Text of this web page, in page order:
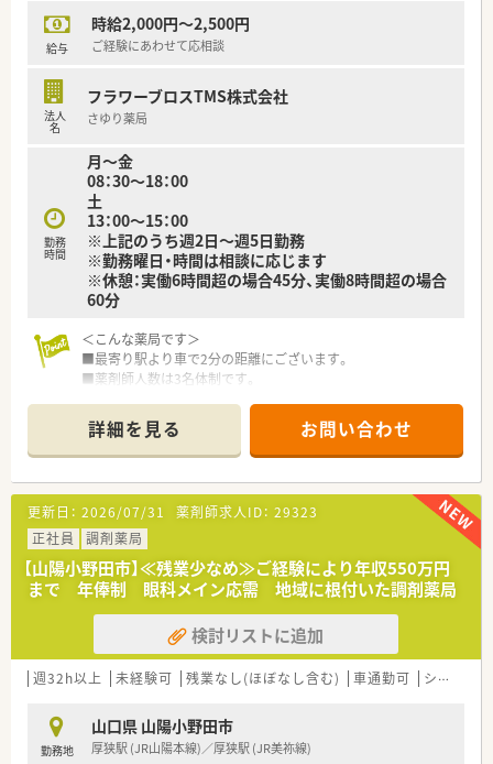
給与
時給2,000円～2,500円
ご経験にあわせて応相談
法人
名
フラワーブロスTMS株式会社
さゆり薬局
勤務
時間
月～金
08：30～18：00
土
13：00～15：00
※上記のうち週2日～週5日勤務
※勤務曜日・時間は相談に応じます
※休憩：実働6時間超の場合45分、実働8時間超の場合
60分
＜こんな薬局です＞
■最寄り駅より車で2分の距離にございます。
■薬剤師人数は3名体制です。
＜業務内容＞
■門前の病院より総合科目を応需しています。
■処方箋枚数は30枚/日程度です。
＜研修制度・教育体制＞
■各段階別の研修システムや定期的なセミナー・専属接遇インス
トラクター指導による接客サービスの徹底を行っています。
■将来独立を考えている方への支援をするフランチャイズシス
テムを導入。勤続10年より相談可能です。
独立希望の薬剤師の方は、薬局経営の勉強をしながら自分の思
い描いている薬局をつくることが出来ます。
＜法人特徴＞
当社は山口県を中心に広島や関東、九州に調剤薬局を展開してい
山口県をはじめ34店舗を展開し、地域・社会貢献にも積極的に取
り組んでおります。
詳細を見る お問い合わせ
更新日： 2026/07/31 薬剤師求人ID： 29323
正社員
調剤薬局
【山陽小野田市】≪残業少なめ≫ご経験により年収550万円
まで 年俸制 眼科メイン応需 地域に根付いた調剤薬局
検討リストに追加
週32h以上 未経験可 残業なし(ほぼなし含む) 車通勤可 シフト制
勤務地
山口県 山陽小野田市
厚狭駅 (JR山陽本線)／厚狭駅 (JR美祢線)